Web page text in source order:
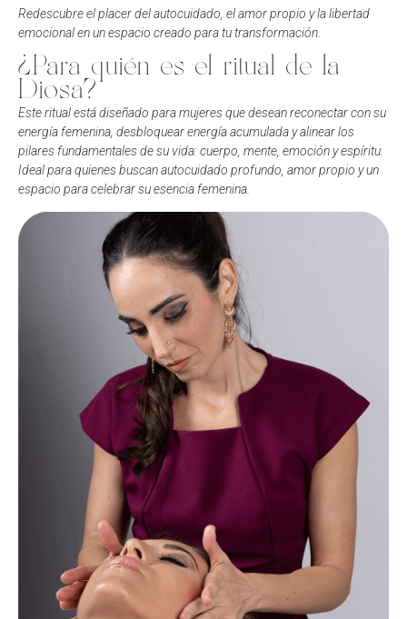
Redescubre el placer del autocuidado, el amor propio y la libertad
emocional en un espacio creado para tu transformación.
¿Para quién es el ritual de la
Diosa?
Este ritual está diseñado para mujeres que desean reconectar con su
energía femenina, desbloquear energía acumulada y alinear los
pilares fundamentales de su vida: cuerpo, mente, emoción y espíritu.
Ideal para quienes buscan autocuidado profundo, amor propio y un
espacio para celebrar su esencia femenina.